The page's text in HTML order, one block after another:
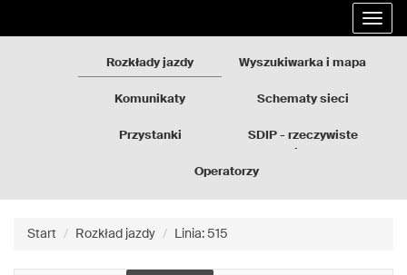
Rozkłady jazdy Wyszukiwarka i mapa
Komunikaty Schematy sieci
Przystanki
SDIP - rzeczywiste
Operatorzy
Start Rozkład jazdy Linia: 515